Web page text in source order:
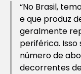
“No Brasil,
e que produz
geralmente
periférica.
número de
decorrentes